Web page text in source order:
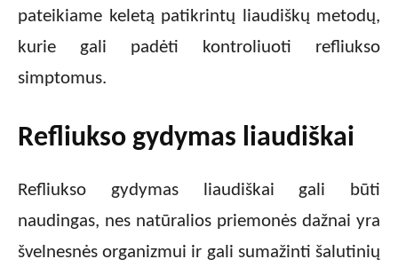
pateikiame keletą patikrintų liaudiškų metodų,
kurie gali padėti kontroliuoti refliukso
simptomus.
Refliukso gydymas liaudiškai
Refliukso gydymas liaudiškai gali būti
naudingas, nes natūralios priemonės dažnai yra
švelnesnės organizmui ir gali sumažinti šalutinių